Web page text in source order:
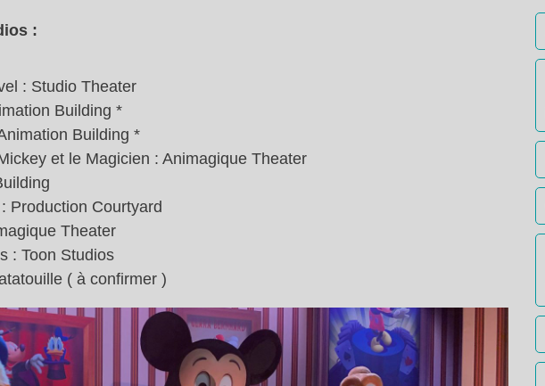
:
: Studio Theater
Building *
Building *
et le Magicien : Animagique Theater
Production Courtyard
Theater
: Toon Studios
( à confirmer )